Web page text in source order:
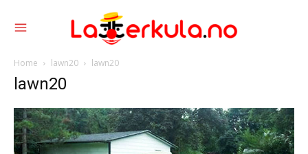
Home lawn20 lawn20
lawn20